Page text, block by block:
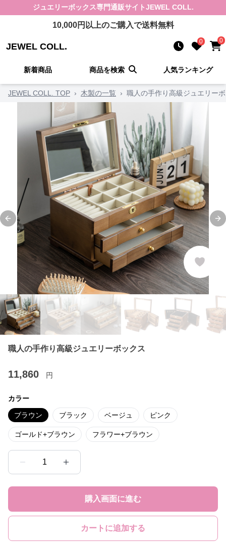
ジュエリーボックス専門通販サイトJEWEL COLL.
10,000円以上のご購入で送料無料
JEWEL COLL. 0 0
新着商品 商品を検索 人気ランキング
JEWEL COLL. TOP › 木製の一覧 › 職人の手作り高級ジュエリー
Previous slide
職人の手作り高級ジュエリーボックス
11,860 円
カラー
ブラウン ブラック ベージュ ピンク
ゴールド+ブラウン フラワー+ブラウン
1
購入画面に進む
カートに追加する